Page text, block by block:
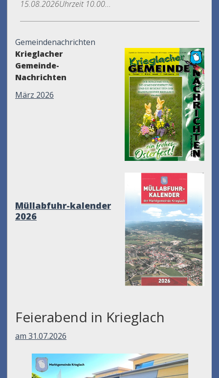
15.08.2026Uhrzeit 10.00...
Gemeindenachrichten
Krieglacher
Gemeinde-
Nachrichten
März 2026
Müllabfuhr-kalender
2026
Feierabend in Krieglach
am 31.07.2026